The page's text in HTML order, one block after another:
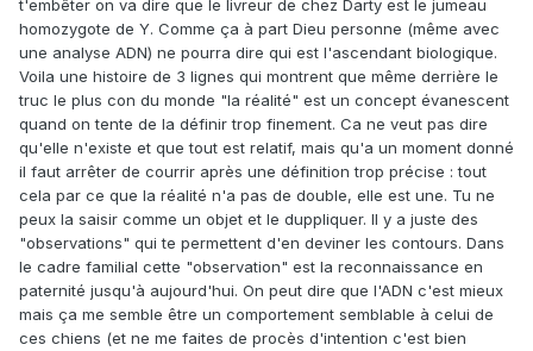
t'embêter on va dire que le livreur de chez Darty est le jumeau
homozygote de Y. Comme ça à part Dieu personne (même avec
une analyse ADN) ne pourra dire qui est l'ascendant biologique.
Voila une histoire de 3 lignes qui montrent que même derrière le
truc le plus con du monde "la réalité" est un concept évanescent
quand on tente de la définir trop finement. Ca ne veut pas dire
qu'elle n'existe et que tout est relatif, mais qu'a un moment donné
il faut arrêter de courrir après une définition trop précise : tout
cela par ce que la réalité n'a pas de double, elle est une. Tu ne
peux la saisir comme un objet et le duppliquer. Il y a juste des
"observations" qui te permettent d'en deviner les contours. Dans
le cadre familial cette "observation" est la reconnaissance en
paternité jusqu'à aujourd'hui. On peut dire que l'ADN c'est mieux
mais ça me semble être un comportement semblable à celui de
ces chiens (et ne me faites de procès d'intention c'est bien